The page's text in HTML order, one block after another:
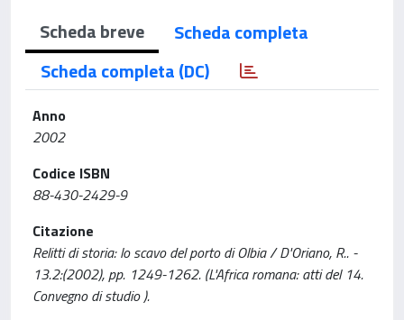
Scheda breve
Scheda completa
Scheda completa (DC)
Anno
2002
Codice ISBN
88-430-2429-9
Citazione
Relitti di storia: lo scavo del porto di Olbia / D'Oriano, R.. -
13.2:(2002), pp. 1249-1262. (L'Africa romana: atti del 14.
Convegno di studio ).